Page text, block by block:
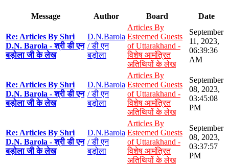
Message Author Board Date
Re: Articles By Shri
D.N. Barola - श्री डी एन
बड़ोला जी के लेख
D.N.Barola
/ डी एन
बड़ोला
Articles By
Esteemed Guests
of Uttarakhand -
विशेष आमंत्रित
अतिथियों के लेख
September
11, 2023,
06:39:36
AM
Re: Articles By Shri
D.N. Barola - श्री डी एन
बड़ोला जी के लेख
D.N.Barola
/ डी एन
बड़ोला
Articles By
Esteemed Guests
of Uttarakhand -
विशेष आमंत्रित
अतिथियों के लेख
September
08, 2023,
03:45:08
PM
Re: Articles By Shri
D.N. Barola - श्री डी एन
बड़ोला जी के लेख
D.N.Barola
/ डी एन
बड़ोला
Articles By
Esteemed Guests
of Uttarakhand -
विशेष आमंत्रित
अतिथियों के लेख
September
08, 2023,
03:37:57
PM